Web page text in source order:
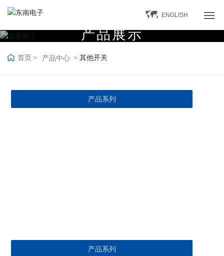
网站首页
ENGLISH
产品展示
首页 产品中心 其他开关
产品系列
产品系列